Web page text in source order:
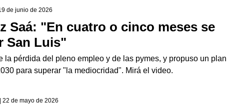
de junio de 2026
Saá: "En cuatro o cinco meses se
San Luis"
la pérdida del pleno empleo y de las pymes, y propuso un plan
para superar "la mediocridad". Mirá el video.
| 22 de mayo de 2026